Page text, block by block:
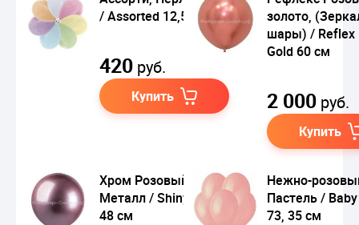
/ Assorted 12,5 см
420 руб.
Купить
золото,
шары) / Reflex
Gold 60 см
2 000 руб.
Купить
Хром Розовый 91,
Металл / Shiny Pink
48 см
Нежно-
Пастель /
73, 35 см